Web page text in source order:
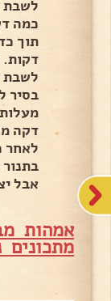
כמה
דקות.
דקה
לאחר
אבל
אמהות
מתכונים